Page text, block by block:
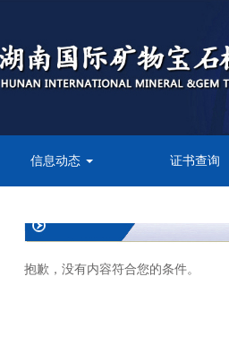
信息动态 证书查询
抱歉，没有内容符合您的条件。